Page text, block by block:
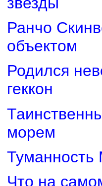
Ранчо
объектом
Родился
геккон
морем
Туманность
Что на